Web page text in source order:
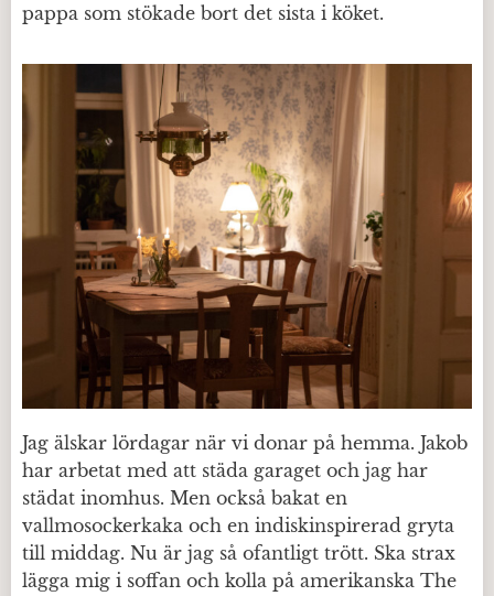
pappa som stökade bort det sista i köket.
Jag älskar lördagar när vi donar på hemma. Jakob
har arbetat med att städa garaget och jag har
städat inomhus. Men också bakat en
vallmosockerkaka och en indiskinspirerad gryta
till middag. Nu är jag så ofantligt trött. Ska strax
lägga mig i soffan och kolla på amerikanska The